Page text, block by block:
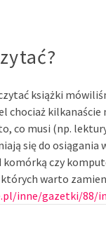
książki
chociaż
co musi (np.
się do
komórką czy
warto
inne/gazetki/88/